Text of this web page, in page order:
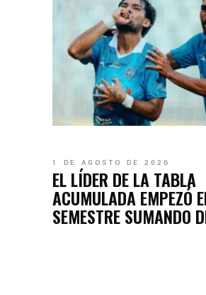
1 DE AGOSTO DE 2026
EL LÍDER DE LA TABLA
ACUMULADA EMPEZÓ
SEMESTRE SUMANDO